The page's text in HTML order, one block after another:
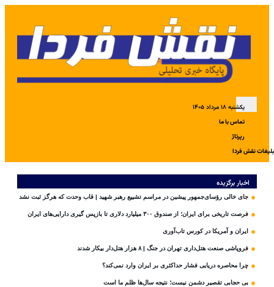
یکشنبه ۱۸ مرداد ۱۴۰۵
تماس با ما
رپرتاژ
نقش فردا
اخبار برگزیده
جای خالی رؤسای‌جمهور پیشین در مراسم تشییع رهبر شهید | قاب وحدت که هرگز ثبت نشد
فرصت تاریخی برای ایران؛ از صندوق ۳۰۰ میلیارد دلاری تا بازپس گیری دارایی‌های ایران
ایران و آمریکا در کورس تاب‌آوری
فروپاشی صنعت هتل‌داری تهران در جنگ | ۸ هزار هتل‌دار بیکار شدند
چرا محاصره دریایی فشار حداکثری بر ایران وارد نمی‌کند؟
بی‌ حجابی تقصیر دشمن نیست؛ نتیجه سال‌ها ظلم ما است